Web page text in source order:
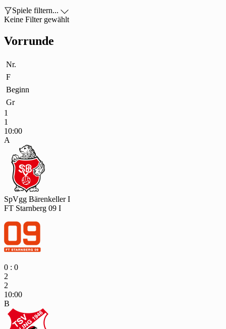
Spiele filtern... 
Keine Filter gewählt
Vorrunde
Nr.
F
Beginn
Gr
1
1
10:00
A
SpVgg Bärenkeller I
FT Starnberg 09 I
0 : 0
2
2
10:00
B